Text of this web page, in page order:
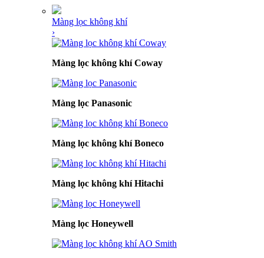
Màng lọc không khí
›
Màng lọc không khí Coway
Màng lọc Panasonic
Màng lọc không khí Boneco
Màng lọc không khí Hitachi
Màng lọc Honeywell